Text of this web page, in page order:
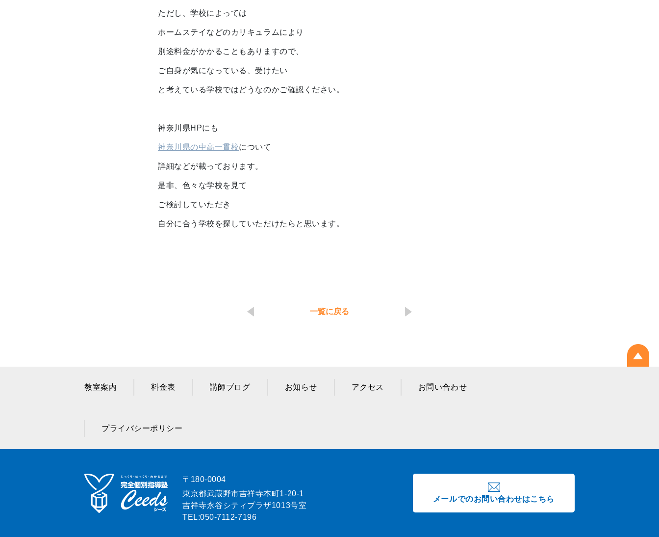
ただし、学校によっては
ホームステイなどのカリキュラムにより
別途料金がかかることもありますので、
ご自身が気になっている、受けたい
と考えている学校ではどうなのかご確認ください。
神奈川県HPにも
神奈川県の中高一貫校について
詳細などが載っております。
是非、色々な学校を見て
ご検討していただき
自分に合う学校を探していただけたらと思います。
一覧に戻る
教室案内 料金表 講師ブログ お知らせ アクセス お問い合わせ
プライバシーポリシー
〒180-0004
東京都武蔵野市吉祥寺本町1-20-1
吉祥寺永谷シティプラザ1013号室
TEL:050-7112-7196
メールでのお問い合わせはこちら